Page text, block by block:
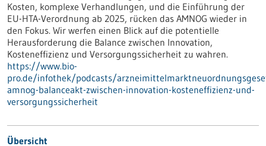
Kosten, komplexe Verhandlungen, und die Einführung der
EU-HTA-Verordnung ab 2025, rücken das AMNOG wieder in
den Fokus. Wir werfen einen Blick auf die potentielle
Herausforderung die Balance zwischen Innovation,
Kosteneffizienz und Versorgungssicherheit zu wahren.
https://www.bio-
pro.de/infothek/podcasts/
amnog-balanceakt-zwischen-innovation-kosteneffizienz-und-
versorgungssicherheit
Übersicht